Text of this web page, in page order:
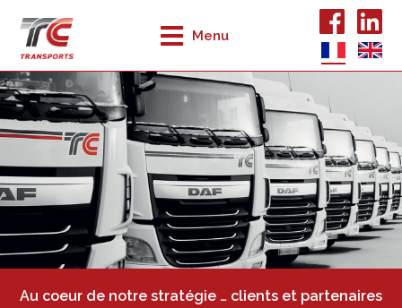
Menu
Au coeur de notre stratégie … clients et partenaires